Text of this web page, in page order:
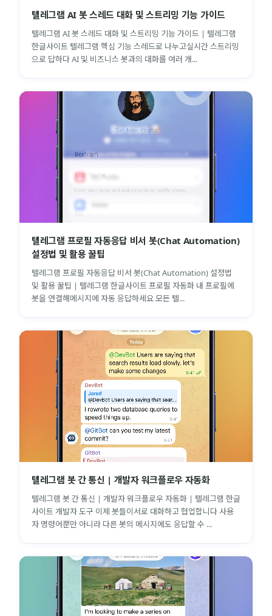
텔레그램 AI 봇 스레드 대화 및 스트리밍 기능 가이드
텔레그램 AI 봇 스레드 대화 및 스트리밍 기능 가이드 | 텔레그램
한글사이트 텔레그램 핵심 기능 스레드로 나누고실시간 스트리밍
으로 답하다 AI 및 비즈니스 봇과의 대화를 여러 개...
텔레그램 프로필 자동응답 비서 봇(Chat Automation)
설정법 및 활용 꿀팁
텔레그램 프로필 자동응답 비서 봇(Chat Automation) 설정법
및 활용 꿀팁 | 텔레그램 한글사이트 프로필 자동화 내 프로필에
봇을 연결해메시지에 자동 응답하세요 모든 텔...
텔레그램 봇 간 통신 | 개발자 워크플로우 자동화
텔레그램 봇 간 통신 | 개발자 워크플로우 자동화 | 텔레그램 한글
사이트 개발자 도구 이제 봇들이서로 대화하고 협업합니다 사용
자 명령어뿐만 아니라 다른 봇의 메시지에도 응답할 수 ...